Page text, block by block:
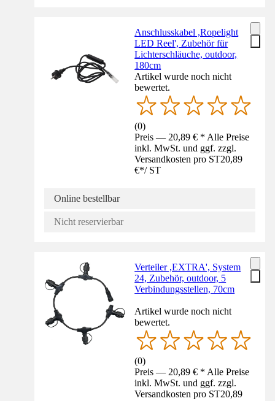
Anschlusskabel ,Ropelight
LED Reel', Zubehör für
Lichterschläuche, outdoor,
180cm
Artikel wurde noch nicht
bewertet.
(0)
Preis — 20,89 € * Alle Preise
inkl. MwSt. und ggf. zzgl.
Versandkosten pro ST20,89
€*/ ST
Online bestellbar
Nicht reservierbar
Verteiler ,EXTRA', System
24, Zubehör, outdoor, 5
Verbindungsstellen, 70cm
Artikel wurde noch nicht
bewertet.
(0)
Preis — 20,89 € * Alle Preise
inkl. MwSt. und ggf. zzgl.
Versandkosten pro ST20,89